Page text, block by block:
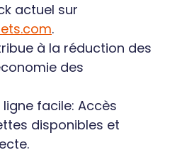
actuel sur
.
à la réduction des
des
facile: Accès
disponibles et